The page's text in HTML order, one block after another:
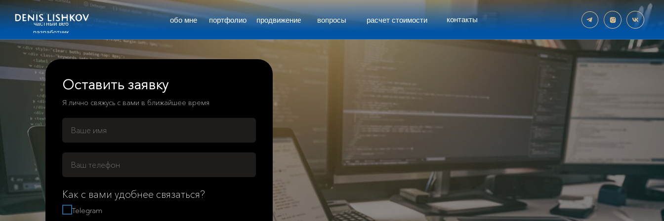
продвижение
обо мне вопросы расчет стоимости контакты
частный веб
разработчик
портфолио
Оставить заявку
Я лично свяжусь с вами в ближайшее время
Как с вами удобнее связаться?
Telegram